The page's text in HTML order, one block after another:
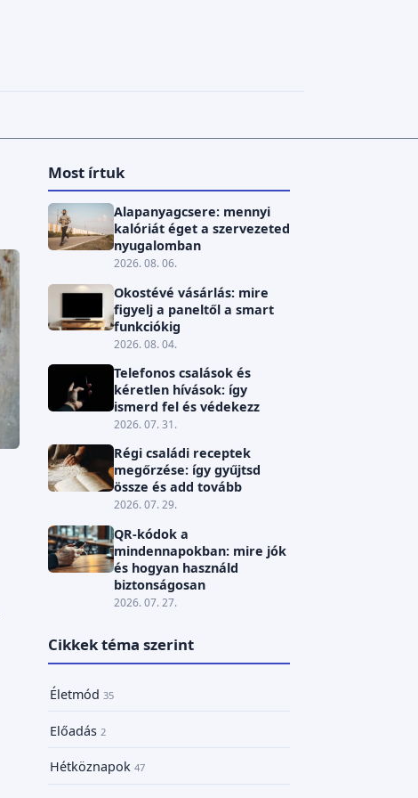
Most írtuk
Alapanyagcsere: mennyi
kalóriát éget a szervezeted
nyugalomban
2026. 08. 06.
Okostévé vásárlás: mire
figyelj a paneltől a smart
funkciókig
2026. 08. 04.
Telefonos csalások és
kéretlen hívások: így
ismerd fel és védekezz
2026. 07. 31.
Régi családi receptek
megőrzése: így gyűjtsd
össze és add tovább
2026. 07. 29.
QR-kódok a
mindennapokban: mire jók
és hogyan használd
biztonságosan
2026. 07. 27.
Cikkek téma szerint
Életmód 35
Előadás 2
Hétköznapok 47